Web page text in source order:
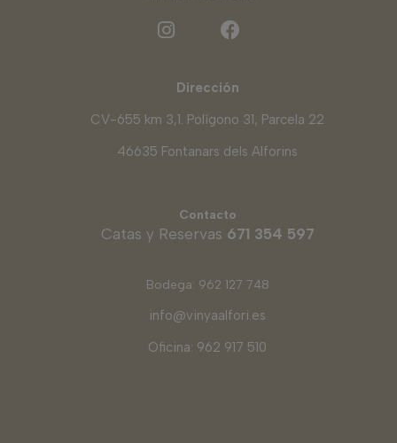
Dirección
CV-655 km 3,1. Polígono 31, Parcela 22
46635 Fontanars dels Alforins
Contacto
Catas y Reservas 671 354 597
Bodega: 962 127 748
info@vinyaalfori.es
Oficina: 962 917 510